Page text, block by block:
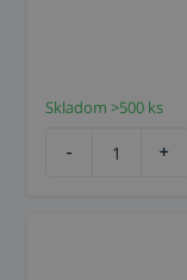
Skladom >500 ks
- +